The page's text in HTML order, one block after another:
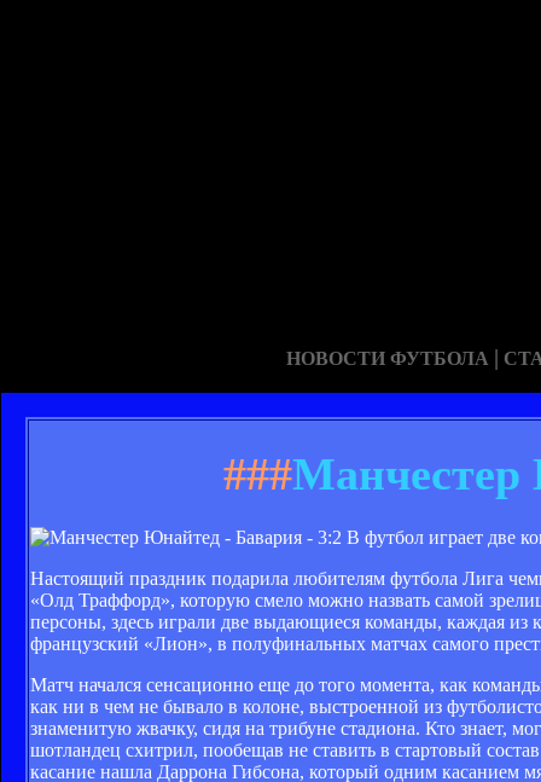
НОВОСТИ ФУТБОЛА |
###Манчестер
В футбол играет две
Настоящий праздник подарила любителям футбола Лига
«Олд Траффорд», которую смело можно назвать самой
персоны, здесь играли две выдающиеся команды, каждая из
французский «Лион», в полуфинальных матчах самого
Матч начался сенсационно еще до того момента, как
как ни в чем не бывало в колоне, выстроенной из
знаменитую жвачку, сидя на трибуне стадиона. Кто знает,
шотландец схитрил, пообещав не ставить в стартовый
касание нашла Даррона Гибсона, который одним касанием